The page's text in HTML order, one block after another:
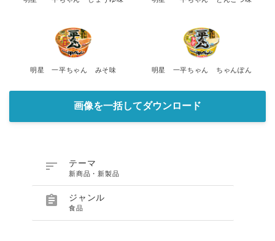
明星 一平ちゃん みそ味 明星 一平ちゃん ちゃんぽん
画像を一括してダウンロード
 テーマ
新商品・新製品
 ジャンル
食品